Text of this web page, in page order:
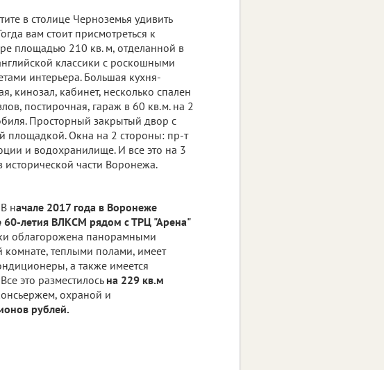
в столице Черноземья удивить
вам стоит присмотреться к
площадью 210 кв. м, отделанной в
классики с роскошными
интерьера. Большая кухня-
кинозал, кабинет, несколько спален
постирочная, гараж в 60 кв.м. на 2
Просторный закрытый двор с
площадкой. Окна на 2 стороны: пр-т
и водохранилище. И все это на 3
исторической части Воронежа.
начале 2017 года в Воронеже
60-летия ВЛКСМ рядом с ТРЦ "Арена"
облагорожена панорамными
теплыми полами, имеет
а также имеется
это разместилосьна 229 кв.м
охраной и
рублей.